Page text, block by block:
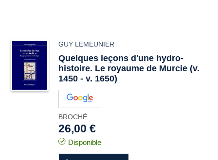
GUY LEMEUNIER
Quelques leçons d'une hydro-
histoire. Le royaume de Murcie (v.
1450 - v. 1650)
BROCHÉ
26,00 €
Disponible